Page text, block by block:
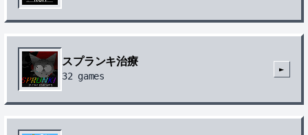
スプランキ治療
32 games
►